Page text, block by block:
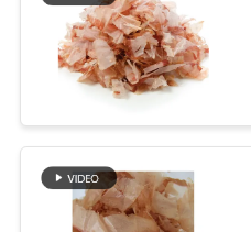
ΙΣΤΌΤΟΠΟΥ
ΠΟΛΙΤΙΚΉ
ΜΥΣΤΙΚΌΤΗΤΑΣ